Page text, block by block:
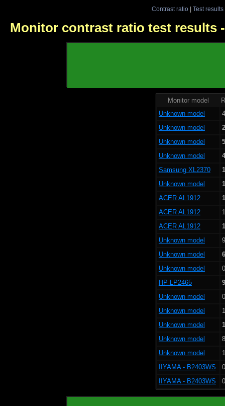
Contrast ratio| Test results
Monitor contrast ratio test results
Monitor model
Unknown model
Unknown model
Unknown model
Unknown model
Samsung XL2370
Unknown model
ACER AL1912
ACER AL1912
ACER AL1912
Unknown model
Unknown model
Unknown model
HP LP2465
Unknown model
Unknown model
Unknown model
Unknown model
Unknown model
IIYAMA - B2403WS
IIYAMA - B2403WS